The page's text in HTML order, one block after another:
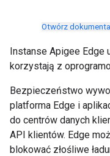
Otwórz
Instanse Apigee Edge
korzystają z
Bezpieczeństwo
platforma Edge i
do centrów danych
API klientów. Edge
blokować złośliwe